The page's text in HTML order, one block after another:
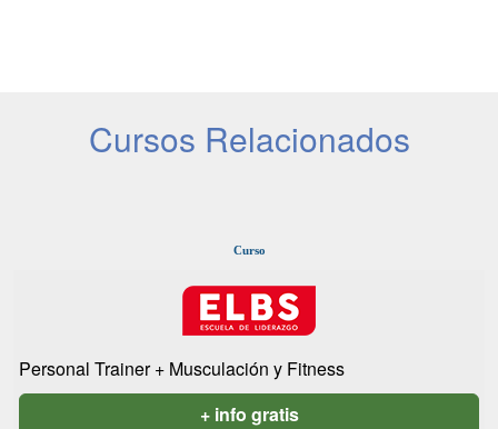
Cursos Relacionados
Curso
Personal Trainer + Musculación y Fitness
+ info gratis